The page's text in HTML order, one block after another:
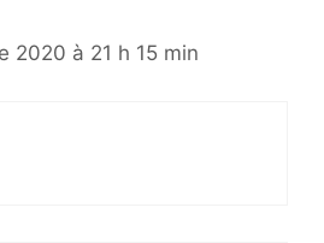
2020 à 21 h 15 min